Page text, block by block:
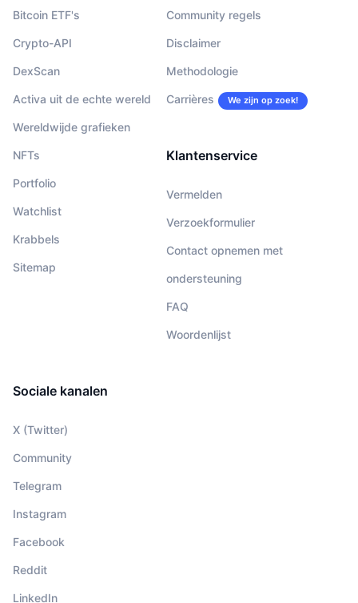
Bitcoin ETF's
Crypto-API
DexScan
Activa uit de echte wereld
Wereldwijde grafieken
NFTs
Portfolio
Watchlist
Krabbels
Sitemap
Community regels
Disclaimer
Methodologie
Carrières We zijn op zoek!
Klantenservice
Vermelden
Verzoekformulier
Contact opnemen met
ondersteuning
FAQ
Woordenlijst
Sociale kanalen
X (Twitter)
Community
Telegram
Instagram
Facebook
Reddit
LinkedIn